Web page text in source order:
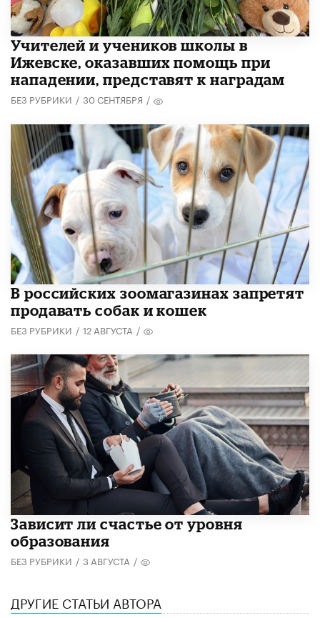
​Учителей и учеников школы в
Ижевске, оказавших помощь при
нападении, представят к наградам
БЕЗ РУБРИКИ / 30 СЕНТЯБРЯ /
В российских зоомагазинах запретят
продавать собак и кошек
БЕЗ РУБРИКИ / 12 АВГУСТА /
Зависит ли счастье от уровня
образования
БЕЗ РУБРИКИ / 3 АВГУСТА /
ДРУГИЕ СТАТЬИ АВТОРА